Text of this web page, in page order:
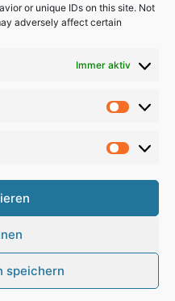
or unique IDs on this site. Not
adversely affect certain
Immer aktiv
speichern
PinterestInstagram
Google